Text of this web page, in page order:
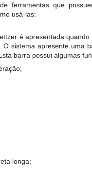
ferramentas que
usá-las:
é apresentada
sistema apresente uma
barra possui algumas
longa;